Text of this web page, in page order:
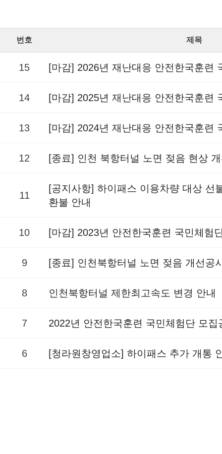
번호 제목
15 [마감] 2026년 재난대응 안전한국훈련
14 [마감] 2025년 재난대응 안전한국훈련
13 [마감] 2024년 재난대응 안전한국훈련
12 [종료] 인천 북항터널 노면 젖음 현상
11
[공지사항] 하이패스 이용차량 대상 선
환불 안내
10 [마감] 2023년 안전한국훈련 국민체험
9 [종료] 인천북항터널 노면 젖음 개선공
8 인천북항터널 제한최고속도 변경 안내
7 2022년 안전한국훈련 국민체험단 모집
6 [청라원창영업소] 하이패스 추가 개통